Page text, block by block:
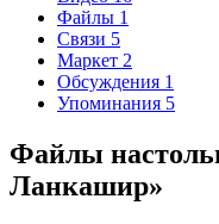
Файлы 1
Связи 5
Маркет 2
Обсуждения 1
Упоминания 5
Файлы
Ланкашир»